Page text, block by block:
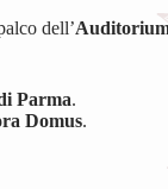
dell’
Parma.
Domus.